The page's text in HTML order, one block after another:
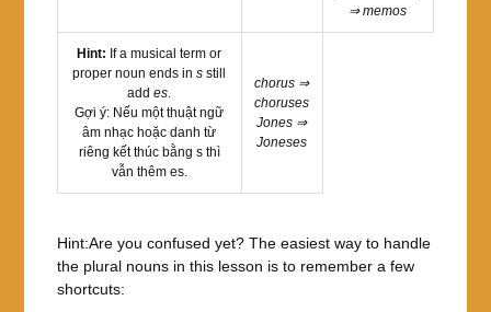
⇒ memos
Hint: If a musical term or
proper noun ends ins still
addes.
Gợi ý: Nếu một thuật ngữ
âm nhạc hoặc danh từ
riêng kết thúc bằng s thì
vẫn thêm es.
chorus ⇒
choruses
Jones ⇒
Joneses
Hint:Are you confused yet? The easiest way to handle
the plural nouns in this lesson is to remember a few
shortcuts: